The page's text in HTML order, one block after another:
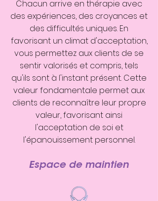
Chacun arrive en thérapie avec
des expériences, des croyances et
des difficultés uniques. En
favorisant un climat d'acceptation,
vous permettez aux clients de se
sentir valorisés et compris, tels
qu'ils sont à l'instant présent. Cette
valeur fondamentale permet aux
clients de reconnaître leur propre
valeur, favorisant ainsi
l'acceptation de soi et
l'épanouissement personnel.
Espace de maintien